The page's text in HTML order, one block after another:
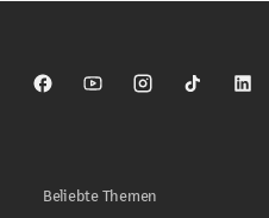
Sparkasse auf Facebook
Sparkasse auf Youtube
Sparkasse auf
Sparkasse
Beliebte Themen